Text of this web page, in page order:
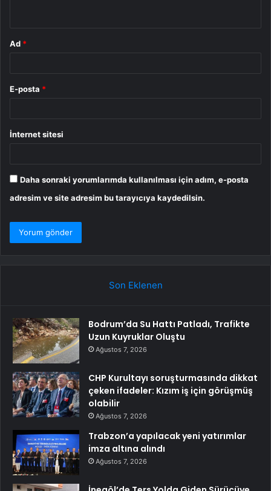
Ad *
E-posta *
İnternet sitesi
Daha sonraki yorumlarımda kullanılması için adım, e-posta
adresim ve site adresim bu tarayıcıya kaydedilsin.
Son Eklenen
Bodrum’da Su Hattı Patladı, Trafikte
Uzun Kuyruklar Oluştu
Ağustos 7, 2026
CHP Kurultayı soruşturmasında dikkat
çeken ifadeler: Kızım iş için görüşmüş
olabilir
Ağustos 7, 2026
Trabzon’a yapılacak yeni yatırımlar
imza altına alındı
Ağustos 7, 2026